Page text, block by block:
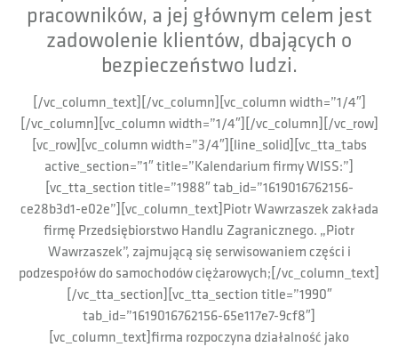
pracowników, a jej głównym celem jest
zadowolenie klientów, dbających o
bezpieczeństwo ludzi.
[/vc_column_text][/vc_column][vc_column width=”1/4″]
[/vc_column][vc_column width=”1/4″][/vc_column][/vc_row]
[vc_row][vc_column width=”3/4″][line_solid][vc_tta_tabs
active_section=”1″ title=”Kalendarium firmy WISS:”]
[vc_tta_section title=”1988″ tab_id=”1619016762156-
ce28b3d1-e02e”][vc_column_text]Piotr Wawrzaszek zakłada
firmę Przedsiębiorstwo Handlu Zagranicznego. „Piotr
Wawrzaszek”, zajmującą się serwisowaniem części i
podzespołów do samochodów ciężarowych;[/vc_column_text]
[/vc_tta_section][vc_tta_section title=”1990″
tab_id=”1619016762156-65e117e7-9cf8″]
[vc_column_text]firma rozpoczyna działalność jako